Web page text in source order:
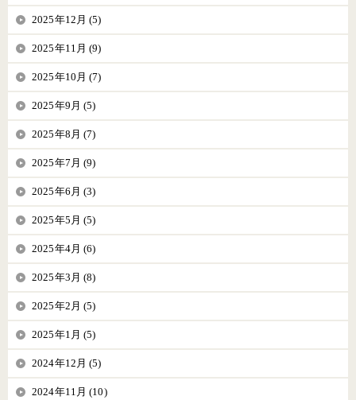
2025年12月 (5)
2025年11月 (9)
2025年10月 (7)
2025年9月 (5)
2025年8月 (7)
2025年7月 (9)
2025年6月 (3)
2025年5月 (5)
2025年4月 (6)
2025年3月 (8)
2025年2月 (5)
2025年1月 (5)
2024年12月 (5)
2024年11月 (10)